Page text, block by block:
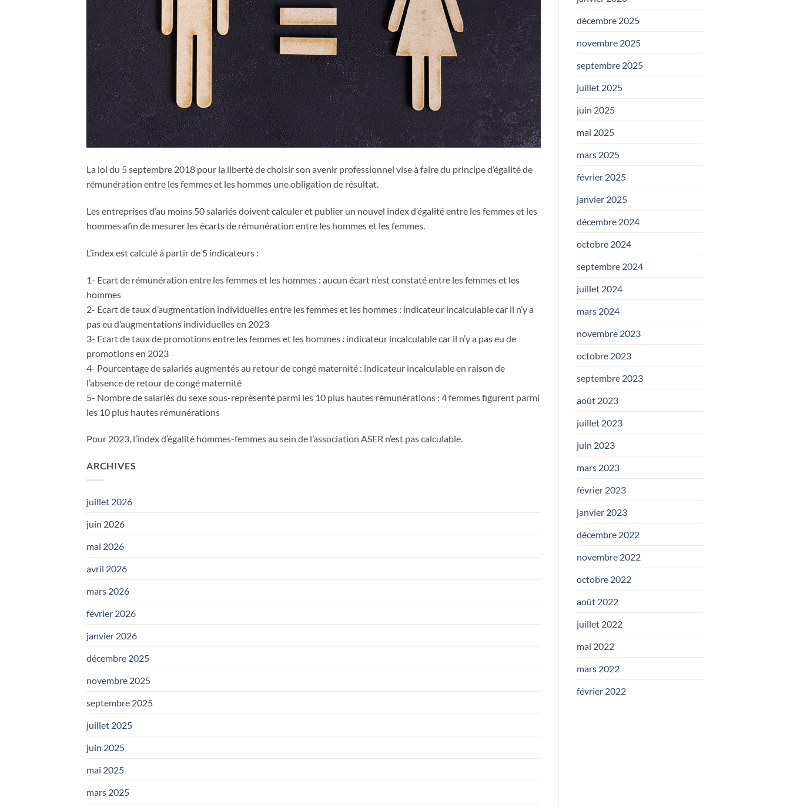
La loi du 5 septembre 2018 pour la liberté de choisir son avenir professionnel vise à faire du principe d’égalité de
rémunération entre les femmes et les hommes une obligation de résultat.
Les entreprises d’au moins 50 salariés doivent calculer et publier un nouvel index d’égalité entre les femmes et les
hommes afin de mesurer les écarts de rémunération entre les hommes et les femmes.
L’index est calculé à partir de 5 indicateurs :
1- Ecart de rémunération entre les femmes et les hommes : aucun écart n’est constaté entre les femmes et les
hommes
2- Ecart de taux d’augmentation individuelles entre les femmes et les hommes : indicateur incalculable car il n’y a
pas eu d’augmentations individuelles en 2023
3- Ecart de taux de promotions entre les femmes et les hommes : indicateur incalculable car il n’y a pas eu de
promotions en 2023
4- Pourcentage de salariés augmentés au retour de congé maternité : indicateur incalculable en raison de
l’absence de retour de congé maternité
5- Nombre de salariés du sexe sous-représenté parmi les 10 plus hautes rémunérations : 4 femmes figurent parmi
les 10 plus hautes rémunérations
Pour 2023, l’index d’égalité hommes-femmes au sein de l’association ASER n’est pas calculable.
ARCHIVES
juillet 2026
juin 2026
mai 2026
avril 2026
mars 2026
février 2026
janvier 2026
décembre 2025
novembre 2025
septembre 2025
juillet 2025
juin 2025
mai 2025
mars 2025
décembre 2025
novembre 2025
septembre 2025
juillet 2025
juin 2025
mai 2025
mars 2025
février 2025
janvier 2025
décembre 2024
octobre 2024
septembre 2024
juillet 2024
mars 2024
novembre 2023
octobre 2023
septembre 2023
août 2023
juillet 2023
juin 2023
mars 2023
février 2023
janvier 2023
décembre 2022
novembre 2022
octobre 2022
août 2022
juillet 2022
mai 2022
mars 2022
février 2022